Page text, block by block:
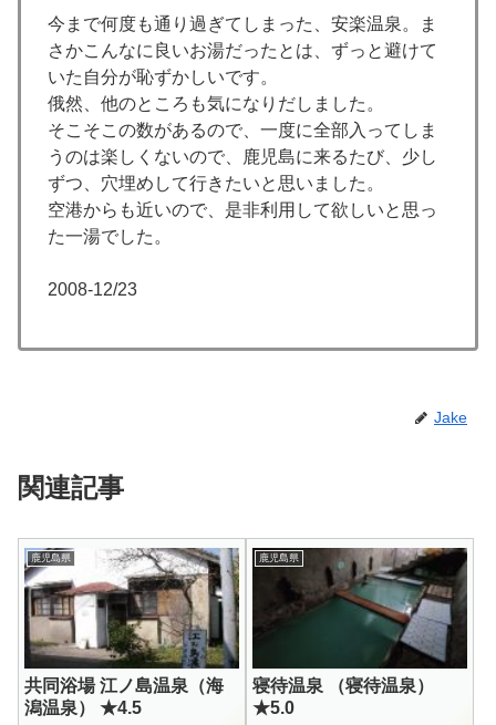
今まで何度も通り過ぎてしまった、安楽温泉。ま
さかこんなに良いお湯だったとは、ずっと避けて
いた自分が恥ずかしいです。
俄然、他のところも気になりだしました。
そこそこの数があるので、一度に全部入ってしま
うのは楽しくないので、鹿児島に来るたび、少し
ずつ、穴埋めして行きたいと思いました。
空港からも近いので、是非利用して欲しいと思っ
た一湯でした。
2008-12/23
Jake
関連記事
鹿児島県
共同浴場 江ノ島温泉（海
潟温泉） ★4.5
鹿児島県
寝待温泉 （寝待温泉）
★5.0